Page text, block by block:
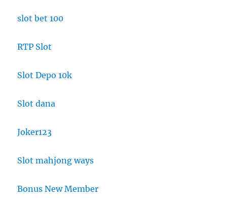
slot bet 100
RTP Slot
Slot Depo 10k
Slot dana
Joker123
Slot mahjong ways
Bonus New Member